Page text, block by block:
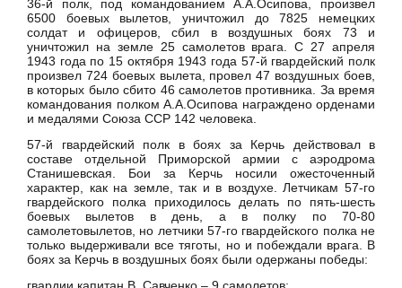
36-й полк, под командованием А.А.Осипова, произвел
6500 боевых вылетов, уничтожил до 7825 немецких
солдат и офицеров, сбил в воздушных боях 73 и
уничтожил на земле 25 самолетов врага. С 27 апреля
1943 года по 15 октября 1943 года 57-й гвардейский полк
произвел 724 боевых вылета, провел 47 воздушных боев,
в которых было сбито 46 самолетов противника. За время
командования полком А.А.Осипова награждено орденами
и медалями Союза ССР 142 человека.
57-й гвардейский полк в боях за Керчь действовал в
составе отдельной Приморской армии с аэродрома
Станишевская. Бои за Керчь носили ожесточенный
характер, как на земле, так и в воздухе. Летчикам 57-го
гвардейского полка приходилось делать по пять-шесть
боевых вылетов в день, а в полку по 70-80
самолетовылетов, но летчики 57-го гвардейского полка не
только выдерживали все тяготы, но и побеждали врага. В
боях за Керчь в воздушных боях были одержаны победы: